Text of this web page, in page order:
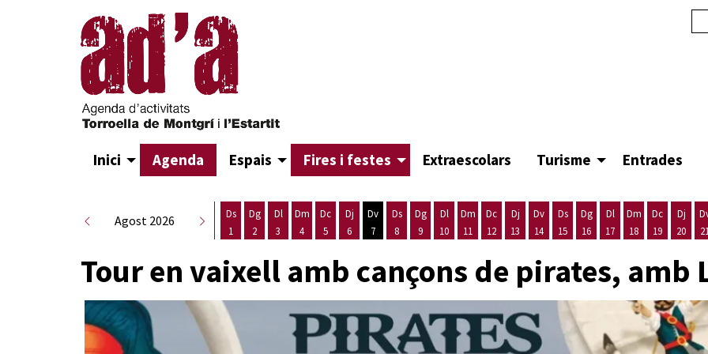
Inici Agenda Espais Fires i festes Extraescolars Turisme Entrades
Agost 2026
Ds
1
Dg
2
Dl
3
Dm
4
Dc
5
Dj
6
Dv
7
Ds
8
Dg
9
Dl
10
Dm
11
Dc
12
Dj
13
Dv
14
Ds
15
Dg
16
Dl
17
Dm
18
Dc
19
Dj
20
Tour en vaixell amb cançons de pirates, amb